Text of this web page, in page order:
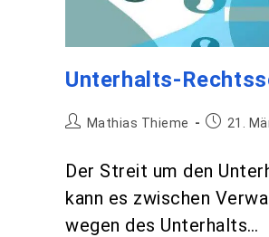
Unterhalts-
Mathias Thieme 21.
Der Streit um den
kann es zwischen
wegen des Unterhalts…